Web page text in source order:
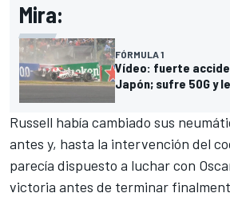
Mira:
FÓRMULA 1
Vídeo: fuerte
Japón; sufre 50G y
Russell había cambiado sus
antes y, hasta la intervención del
parecía dispuesto a luchar con
victoria antes de terminar